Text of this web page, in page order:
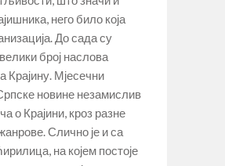
него било која
До сада су
број наслова
Крајину. Мјесечни
новине незамислив
о Крајини, кроз разне
Слично је и са
на којем постоје